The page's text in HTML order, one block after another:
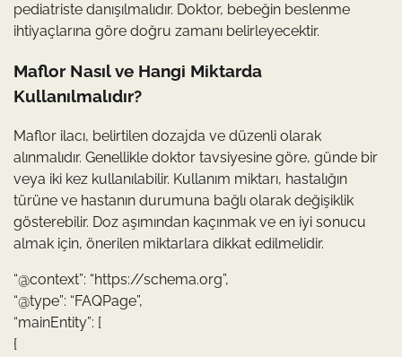
pediatriste danışılmalıdır. Doktor, bebeğin beslenme
ihtiyaçlarına göre doğru zamanı belirleyecektir.
Maflor Nasıl ve Hangi Miktarda
Kullanılmalıdır?
Maflor ilacı, belirtilen dozajda ve düzenli olarak
alınmalıdır. Genellikle doktor tavsiyesine göre, günde bir
veya iki kez kullanılabilir. Kullanım miktarı, hastalığın
türüne ve hastanın durumuna bağlı olarak değişiklik
gösterebilir. Doz aşımından kaçınmak ve en iyi sonucu
almak için, önerilen miktarlara dikkat edilmelidir.
“@context”: “https://schema.org”,
“@type”: “FAQPage”,
“mainEntity”: [
{